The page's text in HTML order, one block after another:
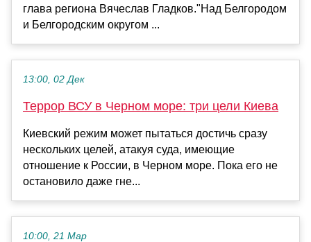
глава региона Вячеслав Гладков."Над Белгородом
и Белгородским округом ...
13:00, 02 Дек
Террор ВСУ в Черном море: три цели Киева
Киевский режим может пытаться достичь сразу
нескольких целей, атакуя суда, имеющие
отношение к России, в Черном море. Пока его не
остановило даже гне...
10:00, 21 Мар